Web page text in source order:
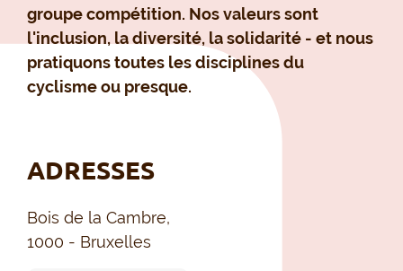
groupe compétition. Nos valeurs sont
l'inclusion, la diversité, la solidarité - et nous
pratiquons toutes les disciplines du
cyclisme ou presque.
ADRESSES
Bois de la Cambre,
1000 - Bruxelles